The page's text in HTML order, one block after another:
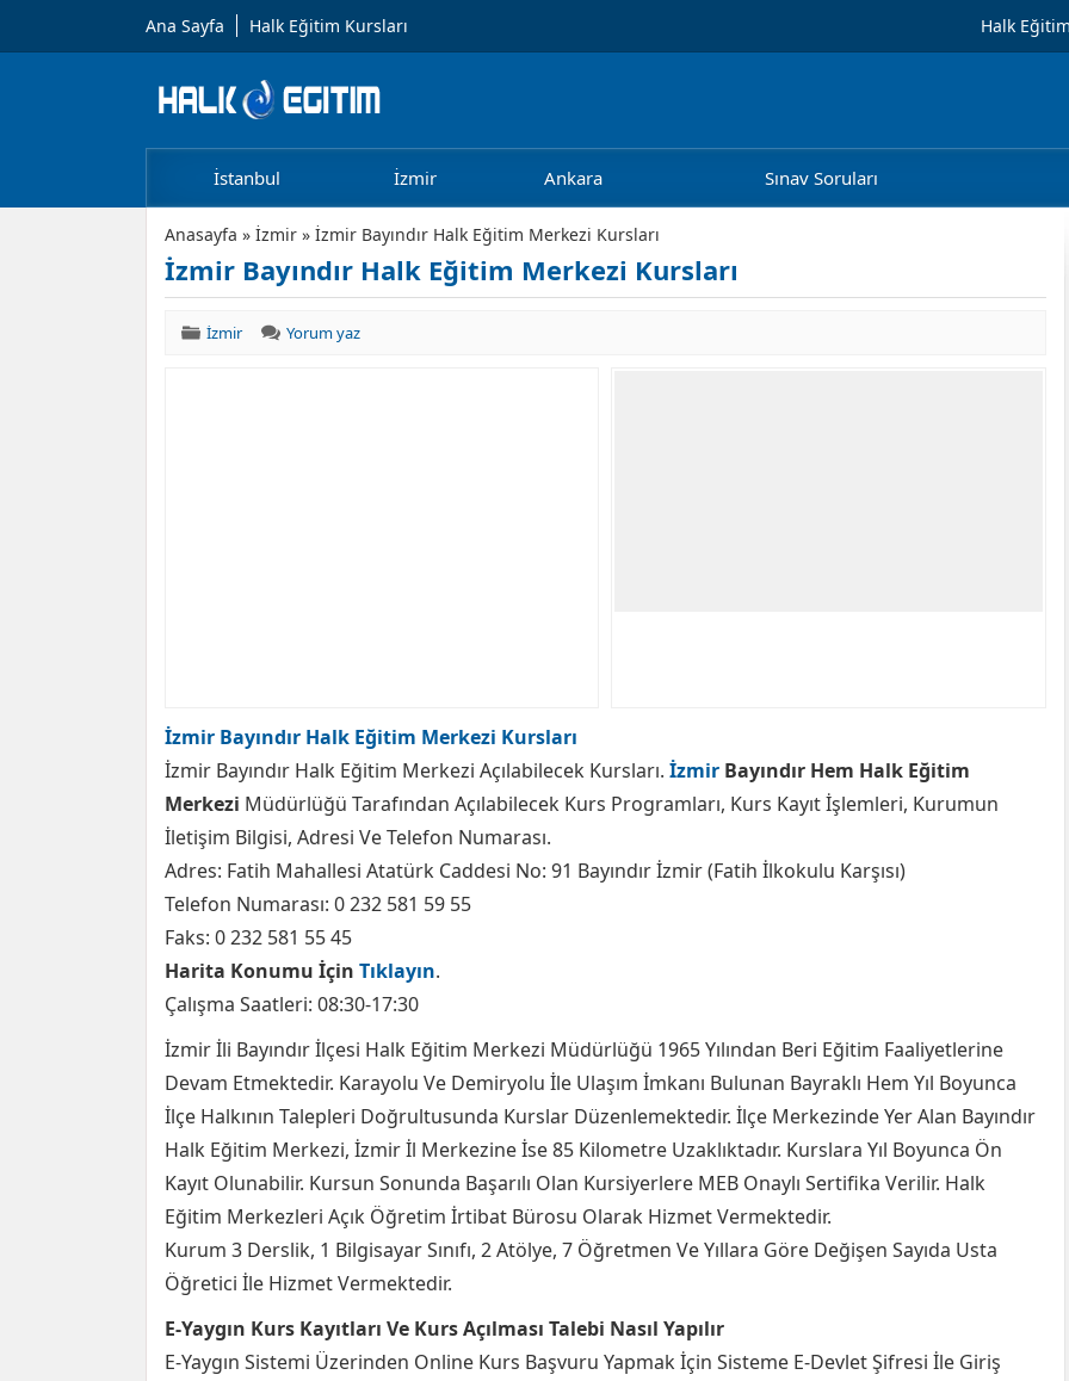
Ana Sayfa Halk Eğitim Kursları Halk
İstanbul İzmir Ankara Sınav Soruları
Anasayfa » İzmir » İzmir Bayındır Halk Eğitim Merkezi Kursları
İzmir Bayındır Halk Eğitim Merkezi Kursları
İzmir Yorum yaz
İzmir Bayındır Halk Eğitim Merkezi Kursları
İzmir Bayındır Halk Eğitim Merkezi Açılabilecek Kursları. İzmir Bayındır Hem Halk Eğitim
Merkezi Müdürlüğü Tarafından Açılabilecek Kurs Programları, Kurs Kayıt İşlemleri, Kurumun
İletişim Bilgisi, Adresi Ve Telefon Numarası.
Adres: Fatih Mahallesi Atatürk Caddesi No: 91 Bayındır İzmir (Fatih İlkokulu Karşısı)
Telefon Numarası: 0 232 581 59 55
Faks: 0 232 581 55 45
Harita Konumu İçin Tıklayın.
Çalışma Saatleri: 08:30-17:30
İzmir İli Bayındır İlçesi Halk Eğitim Merkezi Müdürlüğü 1965 Yılından Beri Eğitim Faaliyetlerine
Devam Etmektedir. Karayolu Ve Demiryolu İle Ulaşım İmkanı Bulunan Bayraklı Hem Yıl Boyunca
İlçe Halkının Talepleri Doğrultusunda Kurslar Düzenlemektedir. İlçe Merkezinde Yer Alan Bayındır
Halk Eğitim Merkezi, İzmir İl Merkezine İse 85 Kilometre Uzaklıktadır. Kurslara Yıl Boyunca Ön
Kayıt Olunabilir. Kursun Sonunda Başarılı Olan Kursiyerlere MEB Onaylı Sertifika Verilir. Halk
Eğitim Merkezleri Açık Öğretim İrtibat Bürosu Olarak Hizmet Vermektedir.
Kurum 3 Derslik, 1 Bilgisayar Sınıfı, 2 Atölye, 7 Öğretmen Ve Yıllara Göre Değişen Sayıda Usta
Öğretici İle Hizmet Vermektedir.
E-Yaygın Kurs Kayıtları Ve Kurs Açılması Talebi Nasıl Yapılır
E-Yaygın Sistemi Üzerinden Online Kurs Başvuru Yapmak İçin Sisteme E-Devlet Şifresi İle Giriş